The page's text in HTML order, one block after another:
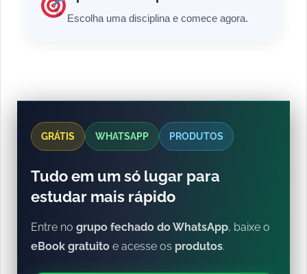
Escolha uma disciplina e comece agora.
GRÁTIS WHATSAPP PRODUTOS
Tudo em um só lugar para
estudar mais rápido
Entre no grupo fechado do WhatsApp, baixe o
eBook gratuito e acesse os produtos.